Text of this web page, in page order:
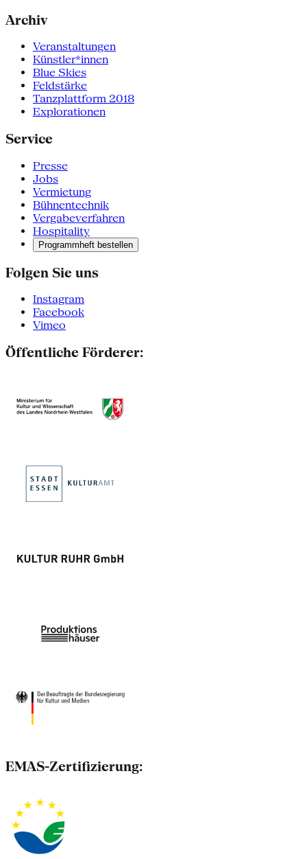
Archiv
Veranstaltungen
Künstler*innen
Blue Skies
Feldstärke
Tanzplattform 2018
Explorationen
Service
Presse
Jobs
Vermietung
Bühnentechnik
Vergabeverfahren
Hospitality
Programmheft bestellen
Folgen Sie uns
Instagram
Facebook
Vimeo
Öffentliche Förderer:
EMAS-Zertifizierung: